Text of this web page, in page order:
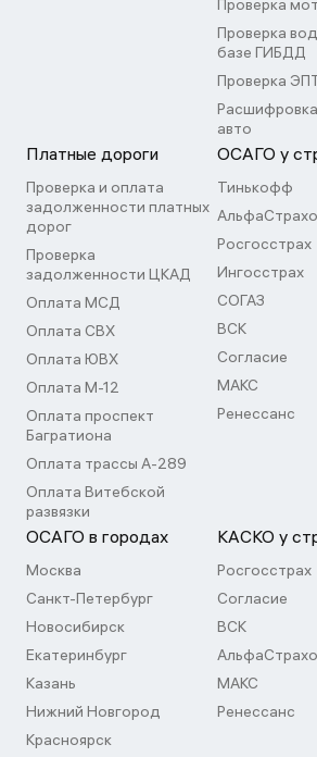
Проверка
Проверка
базе ГИБДД
Проверка
авто
Платные дороги
Проверка и оплата
задолженности платных
дорог
Проверка
задолженности ЦКАД
Оплата МСД
Оплата СВХ
Оплата ЮВХ
Оплата М-12
Оплата проспект
Багратиона
Оплата трассы А-289
Оплата Витебской
развязки
ОСАГО у
Тинькофф
Росгосстрах
Ингосстрах
СОГАЗ
ВСК
Согласие
МАКС
Ренессанс
ОСАГО в городах
Москва
Санкт-Петербург
Новосибирск
Екатеринбург
Казань
Нижний Новгород
Красноярск
КАСКО у
Росгосстрах
Согласие
ВСК
МАКС
Ренессанс